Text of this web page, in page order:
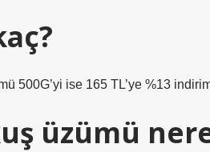
500G’yi ise 165 TL’ye %13
üzümü